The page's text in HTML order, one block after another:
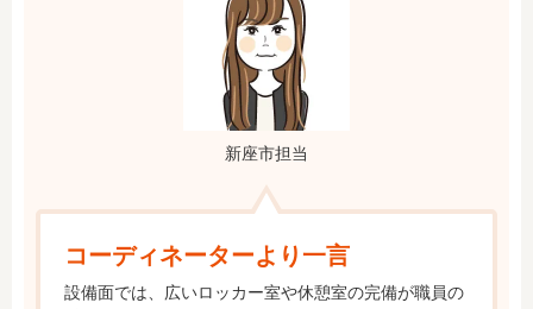
新座市担当
コーディネーターより一言
設備面では、広いロッカー室や休憩室の完備が職員の